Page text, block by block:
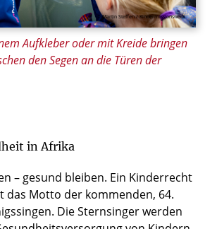
© Martin Steffen / Kindermissionswerk
Aufkleber oder mit Kreide bringen
den Segen an die Türen der
in Afrika
– gesund bleiben. Ein Kinderrecht
das Motto der kommenden, 64.
Die Sternsinger werden